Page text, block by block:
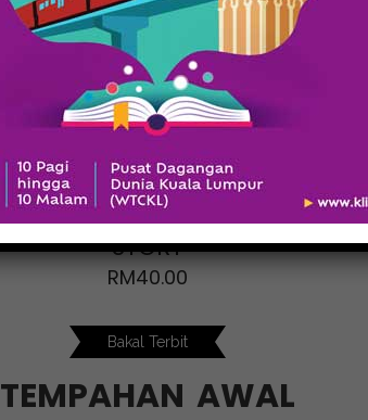
A MALAYSIAN
GRANDFATHER
STORY
RM40.00
Bakal Terbit
TEMPAHAN AWAL